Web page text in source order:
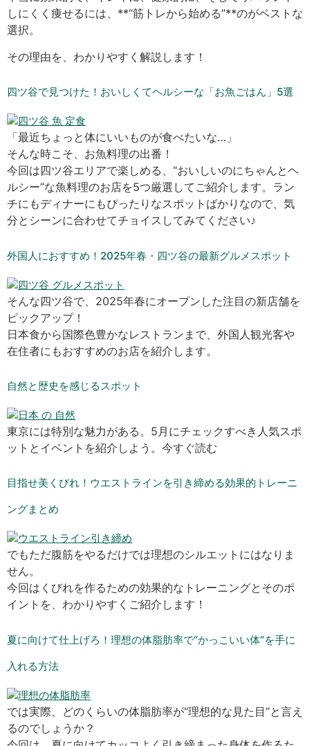
しにくく痩せるには、**“筋トレから始める”**のがベストな
選択。
その理由を、わかりやすく解説します！
四ツ谷で見つけた！おいしくてヘルシーな「お魚ごはん」5選
「最近ちょっと体にいいものが食べたいな…」
そんな時こそ、お魚料理の出番！
今回は四ツ谷エリアで楽しめる、“おいしいのにちゃんとヘ
ルシー”な魚料理のお店を5つ厳選してご紹介します。ラン
チにもディナーにもぴったりなスポットばかりなので、気
分とシーンに合わせてチョイスしてみてください♪
外国人におすすめ！2025年春・四ツ谷の最新グルメスポット
そんな四ツ谷で、2025年春にオープンした注目の新店舗を
ピックアップ！
日本食から国際色豊かなレストランまで、外国人観光客や
在住者にもおすすめのお店を紹介します。
自然と歴史を感じるスポット
東京には特別な魅力がある。5月にチェックすべき人気スポ
ットとイベントを紹介しよう。今すぐ読む
目指せ美くびれ！ウエストラインを引き締める効果的トレーニ
ングまとめ
でもただ腹筋をやるだけでは理想のシルエットにはなりま
せん。
今回はくびれを作るための効果的なトレーニングとそのポ
イントを、わかりやすくご紹介します！
夏に向けて仕上げろ！理想の体脂肪率で“かっこいい体”を手に
入れる方法
では実際、どのくらいの体脂肪率が“理想的な見た目”と言え
るのでしょうか？